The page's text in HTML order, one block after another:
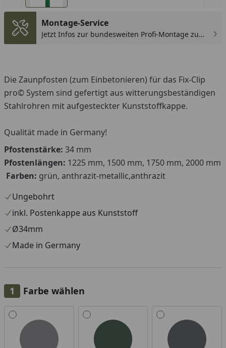
Montage-Service
Jetzt Infos zur bundesweiten Profi-Montage zum
Die Zaunpfosten (zum Einbetonieren) für das Fix-Clip
pro© System sind gefertigt aus witterungsbeständigen
Stahlrohren mit aufgesteckter Kunststoffkappe.
Qualität made in Germany!
Pfostenstärke: 34 mm
Pfostenlängen: 1225 mm, 1500 mm, 1750 mm, 2000 mm
Farben: grün, anthrazit-metallic,anthrazit
Ungebohrt
inkl. Postenkappe aus Kunststoff
Ø34mm
Made in Germany
Farbe wählen
Alle anzeigen (4)